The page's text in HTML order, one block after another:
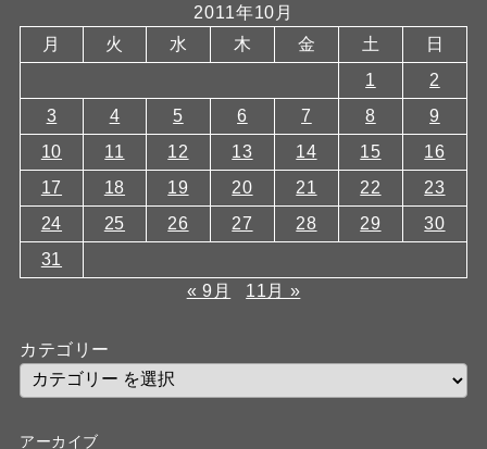
2011年10月
月
火 水 木 金 土
日
1
2
3
4 5 6 7 8
9
10
11 12 13 14 15
16
17
18 19 20 21 22
23
24
25 26 27 28 29
30
31
« 9月
11月 »
カテゴリー
アーカイブ